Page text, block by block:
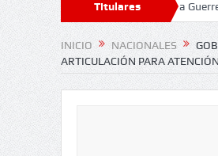
Titulares
contra Juliana Guerrero y Luis
INICIO NACIONALES
ARTICULACIÓN PARA